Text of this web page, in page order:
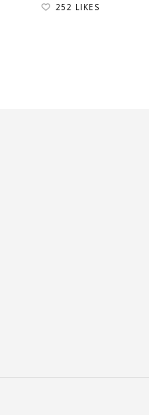
252 LIKES